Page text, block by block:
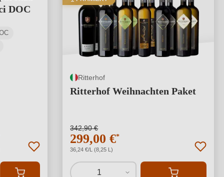
DOC
Ritterhof
Ritterhof Weihnachten Paket
342,90 €
299,00 €*
36,24 €/L (8,25 L)
1